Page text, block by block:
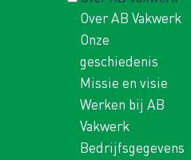
Over AB Vakwerk
Onze
geschiedenis
Missie en visie
Werken bij AB
Vakwerk
Bedrijfsgegevens